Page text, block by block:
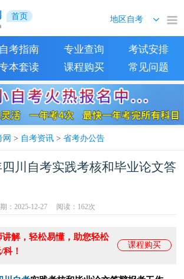
首页
自考指南 专业查询
考试安排
本套读 课程购买 常见问题
网 > 自考资讯> 省考办公告
川自考实践考核和毕业论文答
：2025-12-27 阅读： 162次
课程购买
讲解，轻松易懂，助您轻松
科！